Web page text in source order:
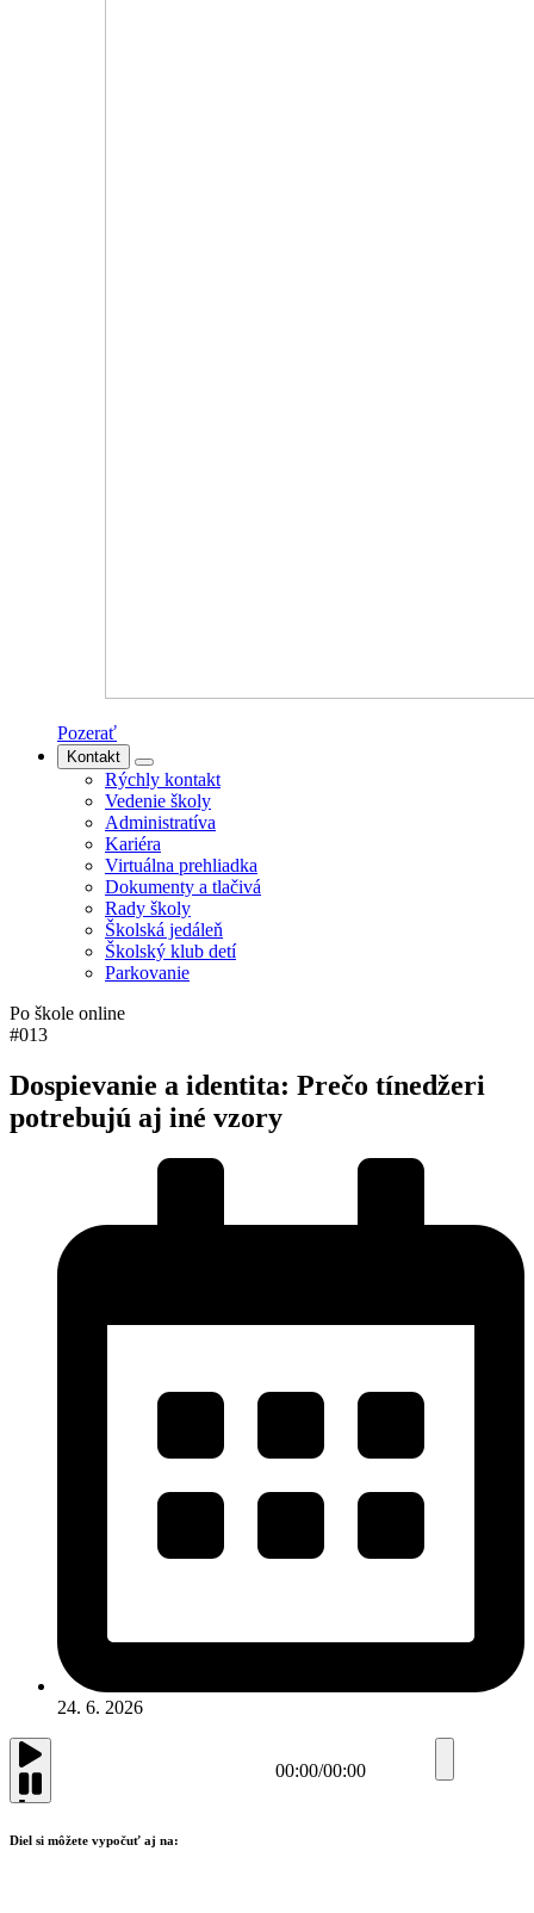
Pozerať
Kontakt
Rýchly kontakt
Vedenie školy
Administratíva
Kariéra
Virtuálna prehliadka
Dokumenty a tlačivá
Rady školy
Školská jedáleň
Školský klub detí
Parkovanie
Po škole online
#013
Dospievanie a identita: Prečo tínedžeri
potrebujú aj iné vzory
24. 6. 2026
00:00/00:00
Diel si môžete vypočuť aj na: